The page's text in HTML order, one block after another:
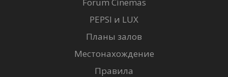
PEPSI и LUX
Планы залов
Местонахождение
Правила